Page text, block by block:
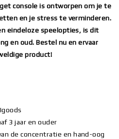
console is ontworpen om je te
en je stress te verminderen.
eindeloze speelopties, is dit
en oud. Bestel nu en ervaar
product!
3 jaar en ouder
de concentratie en hand-oog